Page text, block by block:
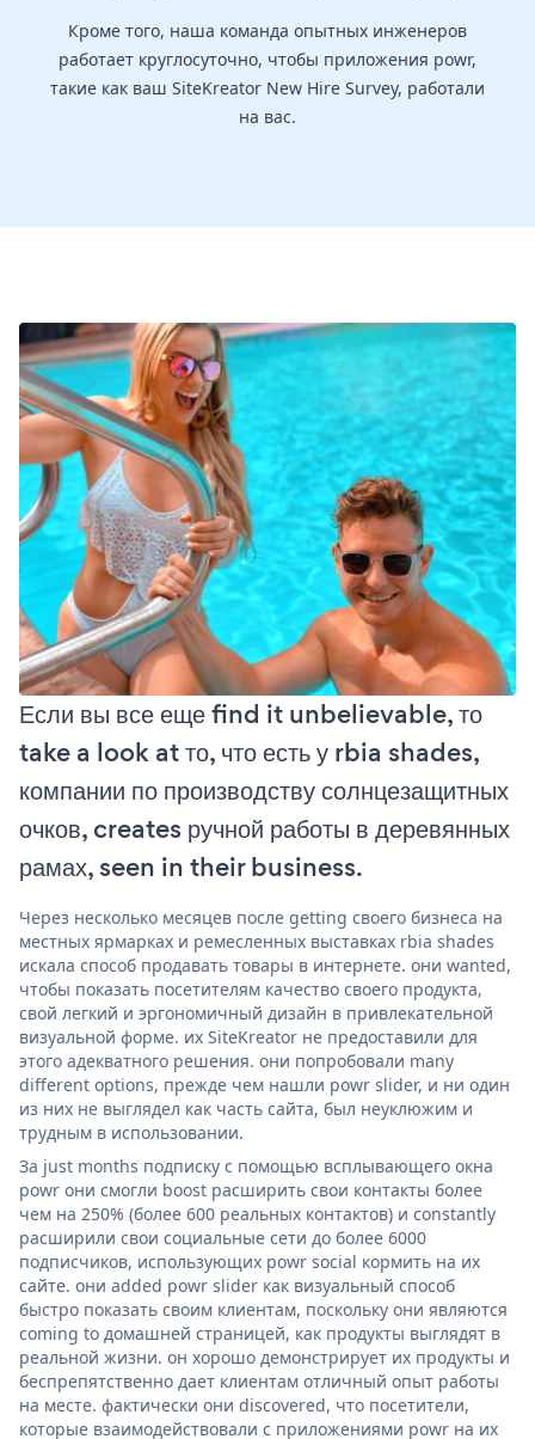
Кроме того, наша команда опытных инженеров
работает круглосуточно, чтобы приложения powr,
такие как ваш SiteKreator New Hire Survey, работали
на вас.
Если вы все еще find it unbelievable, то
take a look at то, что есть у rbia shades,
компании по производству солнцезащитных
очков, creates ручной работы в деревянных
рамах, seen in their business.
Через несколько месяцев после getting своего бизнеса на
местных ярмарках и ремесленных выставках rbia shades
искала способ продавать товары в интернете. они wanted,
чтобы показать посетителям качество своего продукта,
свой легкий и эргономичный дизайн в привлекательной
визуальной форме. их SiteKreator не предоставили для
этого адекватного решения. они попробовали many
different options, прежде чем нашли powr slider, и ни один
из них не выглядел как часть сайта, был неуклюжим и
трудным в использовании.
За just months подписку с помощью всплывающего окна
powr они смогли boost расширить свои контакты более
чем на 250% (более 600 реальных контактов) и constantly
расширили свои социальные сети до более 6000
подписчиков, использующих powr social кормить на их
сайте. они added powr slider как визуальный способ
быстро показать своим клиентам, поскольку они являются
coming to домашней страницей, как продукты выглядят в
реальной жизни. он хорошо демонстрирует их продукты и
беспрепятственно дает клиентам отличный опыт работы
на месте. фактически они discovered, что посетители,
которые взаимодействовали с приложениями powr на их